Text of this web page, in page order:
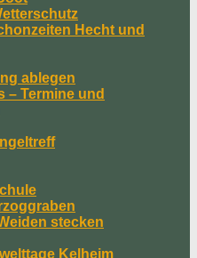
Hecht und
ablegen
– Termine und
stecken
Kelheim